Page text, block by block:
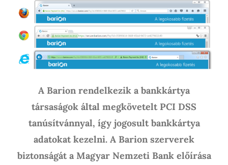
A Barion rendelkezik a bankkártya
társaságok által megkövetelt PCI DSS
tanúsítvánnyal, így jogosult bankkártya
adatokat kezelni. A Barion szerverek
biztonságát a Magyar Nemzeti Bank előírása